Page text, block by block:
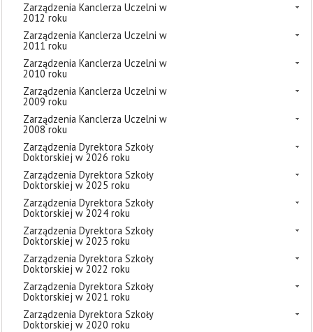
Zarządzenia Kanclerza Uczelni w
2012 roku
Zarządzenia Kanclerza Uczelni w
2011 roku
Zarządzenia Kanclerza Uczelni w
2010 roku
Zarządzenia Kanclerza Uczelni w
2009 roku
Zarządzenia Kanclerza Uczelni w
2008 roku
Zarządzenia Dyrektora Szkoły
Doktorskiej w 2026 roku
Zarządzenia Dyrektora Szkoły
Doktorskiej w 2025 roku
Zarządzenia Dyrektora Szkoły
Doktorskiej w 2024 roku
Zarządzenia Dyrektora Szkoły
Doktorskiej w 2023 roku
Zarządzenia Dyrektora Szkoły
Doktorskiej w 2022 roku
Zarządzenia Dyrektora Szkoły
Doktorskiej w 2021 roku
Zarządzenia Dyrektora Szkoły
Doktorskiej w 2020 roku